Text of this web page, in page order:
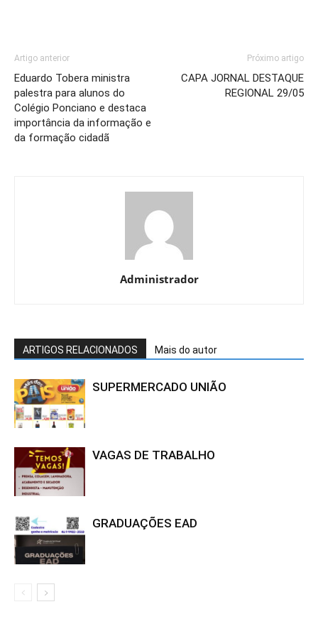
Artigo anterior
Eduardo Tobera ministra
palestra para alunos do
Colégio Ponciano e destaca
importância da informação e
da formação cidadã
Próximo artigo
CAPA JORNAL DESTAQUE
REGIONAL 29/05
Administrador
ARTIGOS RELACIONADOS Mais do autor
SUPERMERCADO UNIÃO
VAGAS DE TRABALHO
GRADUAÇÕES EAD